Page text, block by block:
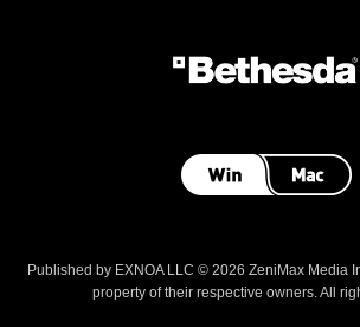
Published by EXNOA LLC © 2026 ZeniMax Media
property of their respective owners. All